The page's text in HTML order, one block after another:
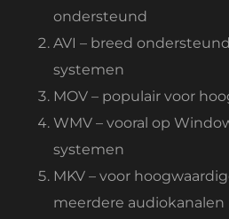
ondersteund
AVI – breed
systemen
MOV – populair voor
WMV – vooral op
systemen
MKV – voor
meerdere audiokanalen